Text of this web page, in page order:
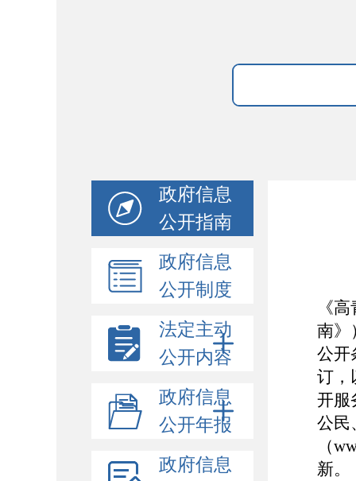
政府信息
公开指南
政府信息
公开制度
法定主动
公开内容
政府信息
公开年报
政府信息
《
南》
公开
订，
开服
公民
（
新。